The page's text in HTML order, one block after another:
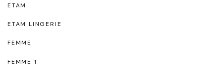
ETAM
ETAM LINGERIE
FEMME
FEMME 1